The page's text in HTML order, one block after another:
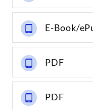
E-Book/
PDF
PDF